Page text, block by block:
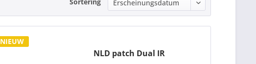
NIEUW
NLD patch Dual IR